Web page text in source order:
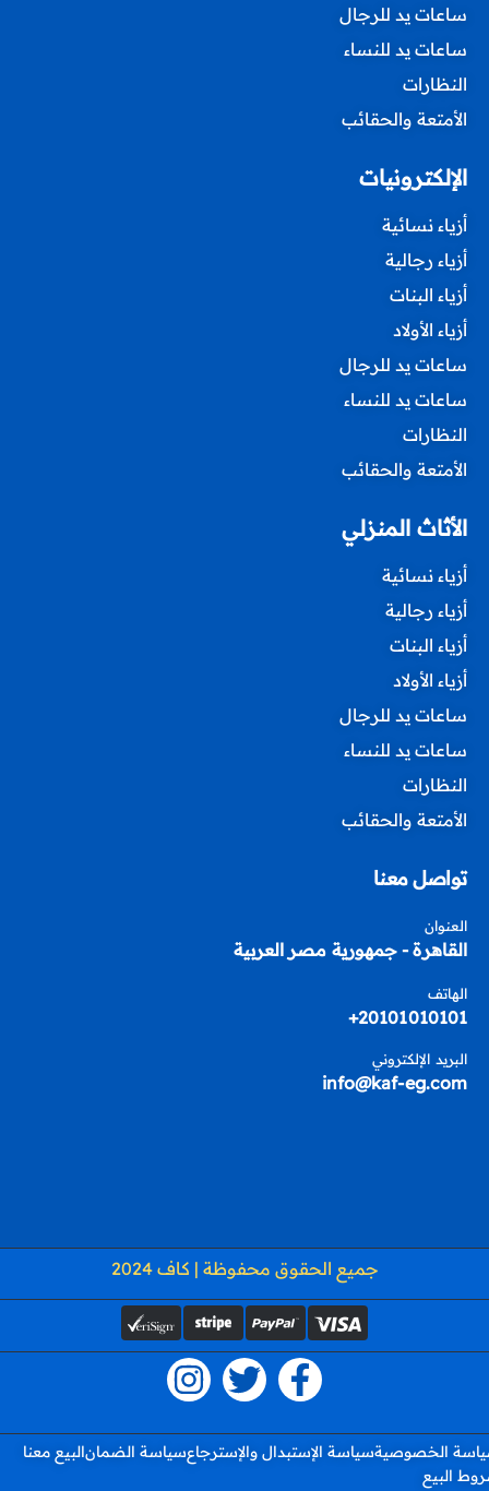
ساعات يد للرجال
ساعات يد للنساء
النظارات
الأمتعة والحقائب
الإلكترونيات
أزياء نسائية
أزياء رجالية
أزياء البنات
أزياء الأولاد
ساعات يد للرجال
ساعات يد للنساء
النظارات
الأمتعة والحقائب
الأثاث المنزلي
أزياء نسائية
أزياء رجالية
أزياء البنات
أزياء الأولاد
ساعات يد للرجال
ساعات يد للنساء
النظارات
الأمتعة والحقائب
تواصل معنا
العنوان
القاهرة - جمهورية مصر العربية
الهاتف
20101010101+
البريد الإلكتروني
info@kaf-eg.com
جميع الحقوق محفوظة | كاف 2024
الخصوصيةسياسة الإستبدال والإسترجاعسياسة الضمانالبيع معنا
البيع